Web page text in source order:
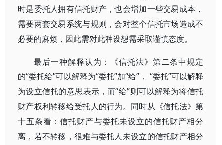
时是委托人拥有信托财产，也会增加一些交易成本，
需要两套交易系统与规则，会对整个信托市场造成不
必要的麻烦，因此需对此种设想需采取谨慎态度。
最后一种解释认为：《信托法》第二条中规定
的“委托给”可以解释为“委托”加“给”， “委托”可以解释
为设立信托的意思表示，而“给”则可以解释为将信托
财产权利转移给受托人的行为。同时从《信托法》第
十五条看：信托财产与委托未设立的信托财产相分
离，若不转移，很难与委托人未设立的信托财产相分